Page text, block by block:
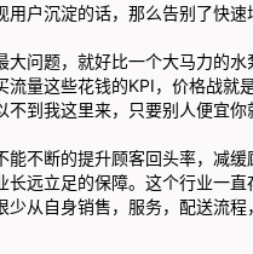
用户沉淀的话，那么告别了快
大问题，就好比一个大马力的
流量这些花钱的KPI，价格战就
不到我这里来，只要别人便宜
能不断的提升顾客回头率，减
长远立足的保障。这个行业一
少从自身销售，服务，配送流